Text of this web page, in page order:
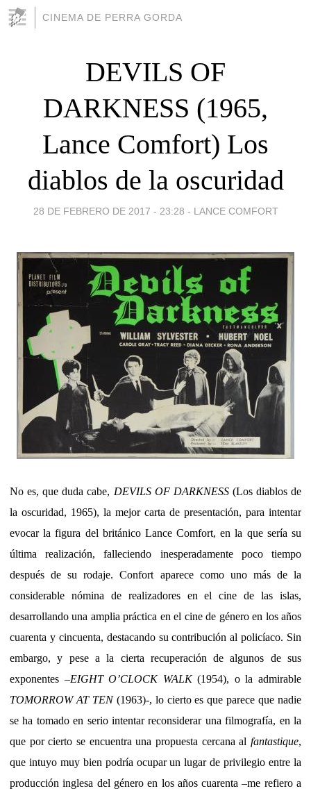
CINEMA DE PERRA GORDA
DEVILS OF
DARKNESS (1965,
Lance Comfort) Los
diablos de la oscuridad
28 DE FEBRERO DE 2017 - 23:28 - LANCE COMFORT
No es, que duda cabe, DEVILS OF DARKNESS(Los diablos de
la oscuridad, 1965), la mejor carta de presentación, para intentar
evocar la figura del británico Lance Comfort, en la que sería su
última realización, falleciendo inesperadamente poco tiempo
después de su rodaje. Confort aparece como uno más de la
considerable nómina de realizadores en el cine de las islas,
desarrollando una amplia práctica en el cine de género en los años
cuarenta y cincuenta, destacando su contribución al policíaco. Sin
embargo, y pese a la cierta recuperación de algunos de sus
exponentes –EIGHT O’CLOCK WALK(1954), o la admirable
TOMORROW AT TEN(1963)-, lo cierto es que parece que nadie
se ha tomado en serio intentar reconsiderar una filmografía, en la
que por cierto se encuentra una propuesta cercana al fantastique,
que intuyo muy bien podría ocupar un lugar de privilegio entre la
producción inglesa del género en los años cuarenta –me refiero a